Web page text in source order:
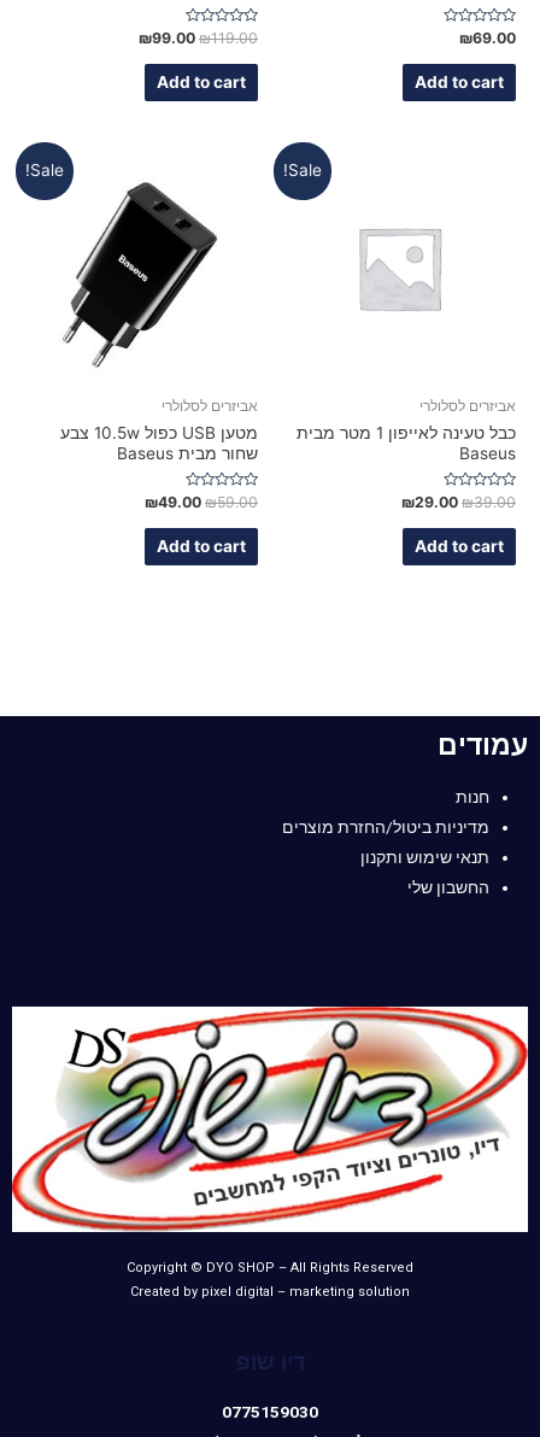
Rated
0
out
₪69.00
Add to cart
Rated
out
₪119.00
₪99.00
Add to cart
Sale!
אביזרים לסלולרי
כבל טעינה לאייפון 1 מטר מבית
Baseus
Rated
out
₪39.00
₪29.00
Add to cart
Sale!
אביזרים לסלולרי
מטען USB כפול 10.5w צבע
שחור מבית Baseus
Rated
out
₪59.00
₪49.00
Add to cart
עמודים
חנות
מדיניות ביטול/החזרת מוצרים
תנאי שימוש ותקנון
החשבון שלי
Copyright © DYO SHOP – All Rights Reserved
Created by pixel digital – marketing solution
דיו שופ
0775159030